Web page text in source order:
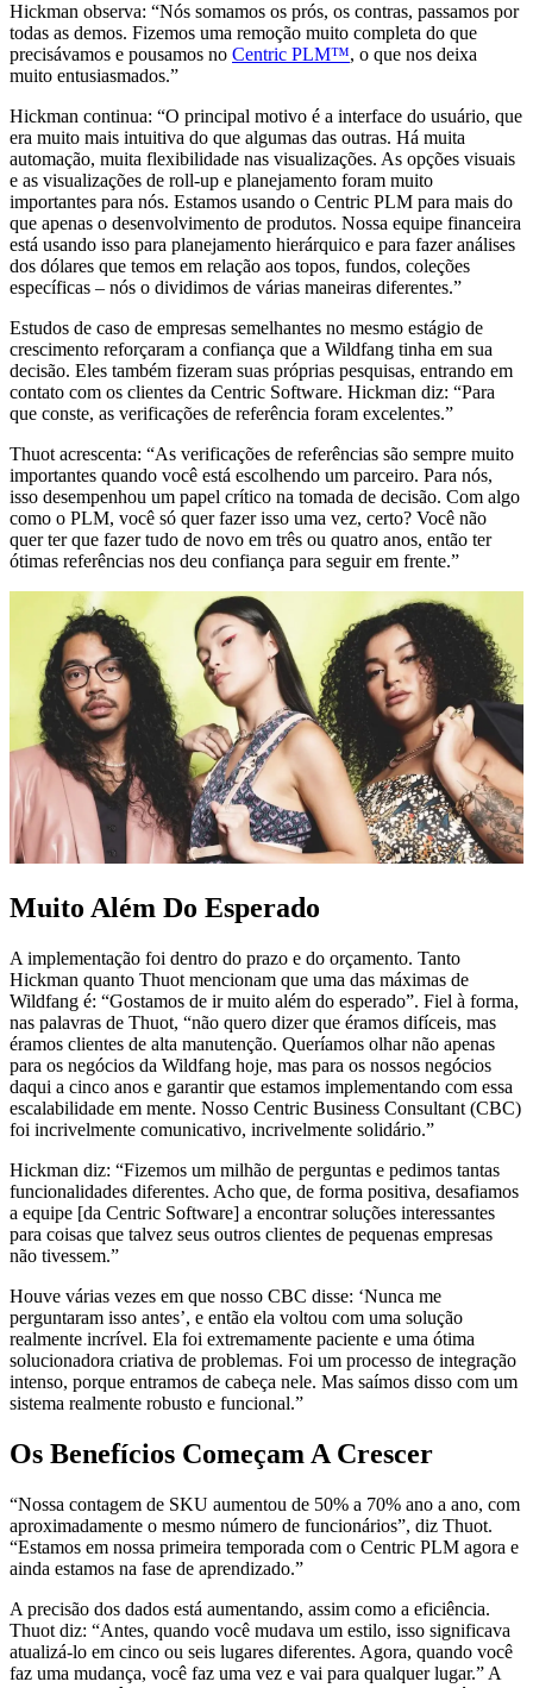
Hickman observa: “Nós somamos os prós, os contras, passamos por
todas as demos. Fizemos uma remoção muito completa do que
precisávamos e pousamos no Centric PLM™, o que nos deixa
muito entusiasmados.”
Hickman continua: “O principal motivo é a interface do usuário, que
era muito mais intuitiva do que algumas das outras. Há muita
automação, muita flexibilidade nas visualizações. As opções visuais
e as visualizações de roll-up e planejamento foram muito
importantes para nós. Estamos usando o Centric PLM para mais do
que apenas o desenvolvimento de produtos. Nossa equipe financeira
está usando isso para planejamento hierárquico e para fazer análises
dos dólares que temos em relação aos topos, fundos, coleções
específicas – nós o dividimos de várias maneiras diferentes.”
Estudos de caso de empresas semelhantes no mesmo estágio de
crescimento reforçaram a confiança que a Wildfang tinha em sua
decisão. Eles também fizeram suas próprias pesquisas, entrando em
contato com os clientes da Centric Software. Hickman diz: “Para
que conste, as verificações de referência foram excelentes.”
Thuot acrescenta: “As verificações de referências são sempre muito
importantes quando você está escolhendo um parceiro. Para nós,
isso desempenhou um papel crítico na tomada de decisão. Com algo
como o PLM, você só quer fazer isso uma vez, certo? Você não
quer ter que fazer tudo de novo em três ou quatro anos, então ter
ótimas referências nos deu confiança para seguir em frente.”
Muito Além Do Esperado
A implementação foi dentro do prazo e do orçamento. Tanto
Hickman quanto Thuot mencionam que uma das máximas de
Wildfang é: “Gostamos de ir muito além do esperado”. Fiel à forma,
nas palavras de Thuot, “não quero dizer que éramos difíceis, mas
éramos clientes de alta manutenção. Queríamos olhar não apenas
para os negócios da Wildfang hoje, mas para os nossos negócios
daqui a cinco anos e garantir que estamos implementando com essa
escalabilidade em mente. Nosso Centric Business Consultant (CBC)
foi incrivelmente comunicativo, incrivelmente solidário.”
Hickman diz: “Fizemos um milhão de perguntas e pedimos tantas
funcionalidades diferentes. Acho que, de forma positiva, desafiamos
a equipe [da Centric Software] a encontrar soluções interessantes
para coisas que talvez seus outros clientes de pequenas empresas
não tivessem.”
Houve várias vezes em que nosso CBC disse: ‘Nunca me
perguntaram isso antes’, e então ela voltou com uma solução
realmente incrível. Ela foi extremamente paciente e uma ótima
solucionadora criativa de problemas. Foi um processo de integração
intenso, porque entramos de cabeça nele. Mas saímos disso com um
sistema realmente robusto e funcional.”
Os Benefícios Começam A Crescer
“Nossa contagem de SKU aumentou de 50% a 70% ano a ano, com
aproximadamente o mesmo número de funcionários”, diz Thuot.
“Estamos em nossa primeira temporada com o Centric PLM agora e
ainda estamos na fase de aprendizado.”
A precisão dos dados está aumentando, assim como a eficiência.
Thuot diz: “Antes, quando você mudava um estilo, isso significava
atualizá-lo em cinco ou seis lugares diferentes. Agora, quando você
faz uma mudança, você faz uma vez e vai para qualquer lugar.” A